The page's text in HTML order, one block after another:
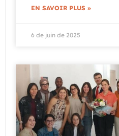
EN SAVOIR PLUS »
6 de juin de 2025